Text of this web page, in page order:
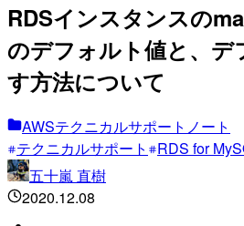
RDSインスタンスの
のデフォルト値と、デ
す方法について
AWSテクニカルサポートノート
テクニカルサポート
RDS for
五十嵐 直樹
2020.12.08